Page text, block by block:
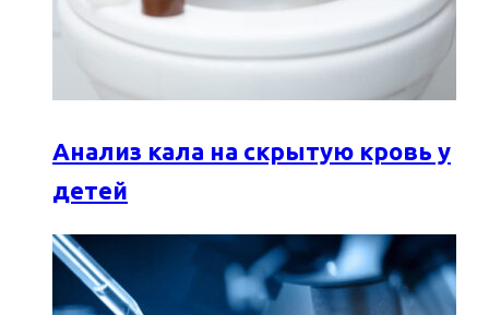
Анализ кала на скрытую кровь у
детей